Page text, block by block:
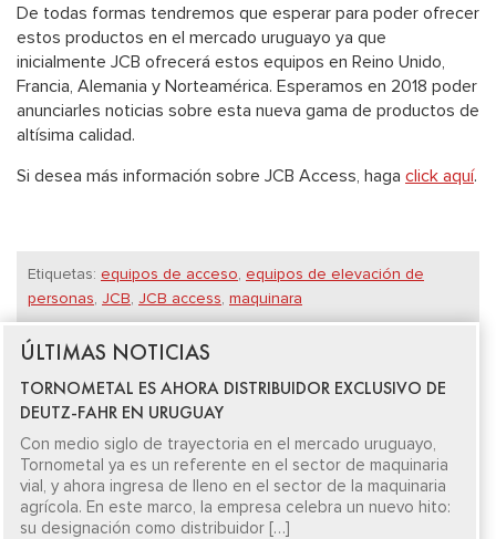
De todas formas tendremos que esperar para poder ofrecer
estos productos en el mercado uruguayo ya que
inicialmente JCB ofrecerá estos equipos en Reino Unido,
Francia, Alemania y Norteamérica. Esperamos en 2018 poder
anunciarles noticias sobre esta nueva gama de productos de
altísima calidad.
Si desea más información sobre JCB Access, haga click aquí.
Etiquetas: equipos de acceso, equipos de elevación de
personas, JCB, JCB access, maquinara
ÚLTIMAS NOTICIAS
TORNOMETAL ES AHORA DISTRIBUIDOR EXCLUSIVO DE
DEUTZ-FAHR EN URUGUAY
Con medio siglo de trayectoria en el mercado uruguayo,
Tornometal ya es un referente en el sector de maquinaria
vial, y ahora ingresa de lleno en el sector de la maquinaria
agrícola. En este marco, la empresa celebra un nuevo hito:
su designación como distribuidor […]